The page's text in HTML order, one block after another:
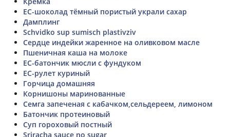
ЕС-шоколад тёмный пористый украли сахар
Дамплинг
Schvidko sup sumisch plastivziv
Сердце индейки жаренное на оливковом масле
Пшеничная каша на молоке
ЕС-батончик мюсли с фундуком
ЕС-рулет куриный
Горчица домашняя
Корнишоны маринованные
Семга запеченая с кабачком,сельдереем, лимоном
Батончик протеиновый
Суп гороховый постный
Sriracha sauce no sugar